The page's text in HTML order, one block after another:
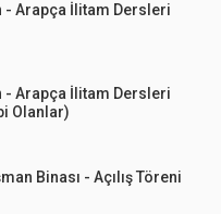
- Arapça İlitam Dersleri
- Arapça İlitam Dersleri
Olanlar)
Binası - Açılış Töreni